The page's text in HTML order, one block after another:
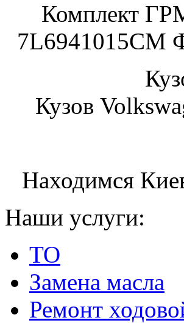
Комплект
7L6941015CM
Кузов
Находимся
Наши услуги:
ТО
Замена масла
Ремонт